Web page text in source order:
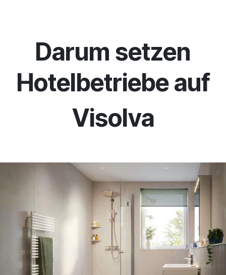
Darum setzen
Hotelbetriebe auf
Visolva